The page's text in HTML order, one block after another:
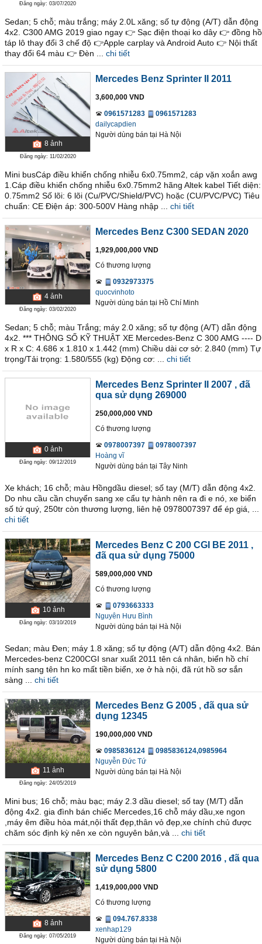
Đăng ngày: 03/07/2020
Sedan; 5 chỗ; màu trắng; máy 2.0L xăng; số tự động (A/T) dẫn động
4x2. C300 AMG 2019 giao ngay 👉 Sạc điện thoại ko dây 👉 đồng hồ
táp lô thay đổi 3 chế độ 👉Apple carplay và Android Auto 👉 Nội thất
thay đổi 64 màu 👉 Đèn ...
chi tiết
8 ảnh
Đăng ngày: 11/02/2020
Mercedes Benz Sprinter II 2011
3,600,000 VND
0961571283
0961571283
dailycapdien
Người dùng bán tại Hà Nội
Mini busCáp điều khiển chống nhiễu 6x0.75mm2, cáp vặn xoắn awg
1.Cáp điều khiển chống nhiễu 6x0.75mm2 hãng Altek kabel Tiết diện:
0.75mm2 Số lõi: 6 lõi (Cu/PVC/Shield/PVC) hoặc (CU/PVC/PVC) Tiêu
chuẩn: CE Điện áp: 300-500V Hàng nhập ...
chi tiết
4 ảnh
Đăng ngày: 03/02/2020
Mercedes Benz C300 SEDAN 2020
1,929,000,000 VND
Có thương lượng
0932973375
quocvinhoto
Người dùng bán tại Hồ Chí Minh
Sedan; 5 chỗ; màu Trắng; máy 2.0 xăng; số tự động (A/T) dẫn động
4x2. *** THÔNG SỐ KỸ THUẬT XE Mercedes-Benz C 300 AMG ---- D
x R x C: 4.686 x 1.810 x 1.442 (mm) Chiều dài cơ sở: 2.840 (mm) Tự
trọng/Tải trọng: 1.580/555 (kg) Động cơ: ...
chi tiết
0 ảnh
Đăng ngày: 09/12/2019
Mercedes Benz Sprinter II 2007 , đã
qua sử dụng 269000
250,000,000 VND
Có thương lượng
0978007397
0978007397
Hoàng vĩ
Người dùng bán tại Tây Ninh
Xe khách; 16 chỗ; màu Hồngdầu diesel; số tay (M/T) dẫn động 4x2.
Do nhu cầu cần chuyển sang xe cẩu tự hành nên ra đi e nó, xe biển
số tứ quý, 250tr còn thương lượng, liên hệ 0978007397 để ép giá, ...
chi tiết
10ảnh
Đăng ngày: 03/10/2019
Mercedes Benz C 200 CGI BE 2011 ,
đã qua sử dụng 75000
589,000,000 VND
Có thương lượng
0793663333
Nguyên Hưu Bình
Người dùng bán tại Hà Nội
Sedan; màu Đen; máy 1.8 xăng; số tự động (A/T) dẫn động 4x2. Bán
Mercedes-benz C200CGI snar xuất 2011 tên cá nhân, biển hồ chí
mính sang tên hn ko mất tiền biển, xe ở hà nội, đã rút hồ sơ sắn
sàng ...
chi tiết
11 ảnh
Đăng ngày: 24/05/2019
Mercedes Benz G 2005 , đã qua sử
dụng 12345
190,000,000 VND
0985836124
0985836124,0985964
Nguyễn Đức Tứ
Người dùng bán tại Hà Nội
Mini bus; 16 chỗ; màu bạc; máy 2.3 dầu diesel; số tay (M/T) dẫn
động 4x2. gia đình bán chiếc Mercedes,16 chỗ máy dầu,xe ngon
,máy êm điều hòa mát,nội thất đẹp,thân vỏ đẹp,xe chính chủ được
chăm sóc định kỳ nên xe còn nguyên bản,và ...
chi tiết
8 ảnh
Đăng ngày: 07/05/2019
Mercedes Benz C C200 2016 , đã qua
sử dụng 5800
1,419,000,000 VND
Có thương lượng
094.767.8338
xenhap129
Người dùng bán tại Hà Nội